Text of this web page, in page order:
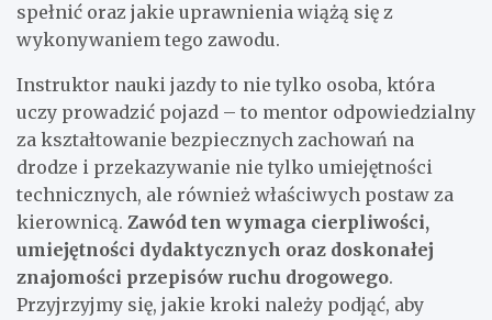
spełnić oraz jakie uprawnienia wiążą się z
wykonywaniem tego zawodu.
Instruktor nauki jazdy to nie tylko osoba, która
uczy prowadzić pojazd – to mentor odpowiedzialny
za kształtowanie bezpiecznych zachowań na
drodze i przekazywanie nie tylko umiejętności
technicznych, ale również właściwych postaw za
kierownicą. Zawód ten wymaga cierpliwości,
umiejętności dydaktycznych oraz doskonałej
znajomości przepisów ruchu drogowego.
Przyjrzyjmy się, jakie kroki należy podjąć, aby